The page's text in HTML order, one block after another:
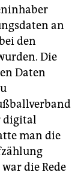
an
den
Die
Daten
digital
man die
war die Rede